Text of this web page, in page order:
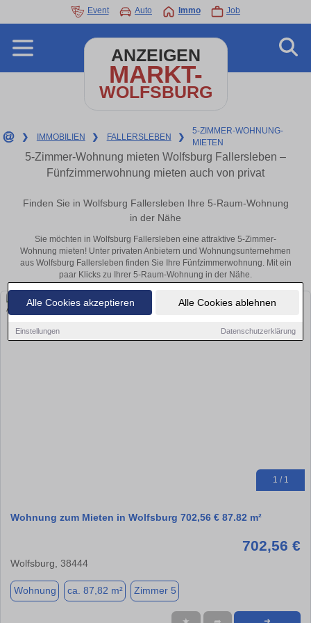
Alle Cookies akzeptieren Alle Cookies ablehnen
Einstellungen Datenschutzerklärung
Event Auto Immo Job
ANZEIGEN
MARKT-
WOLFSBURG
❯ IMMOBILIEN ❯ FALLERSLEBEN ❯
5-ZIMMER-WOHNUNG-
MIETEN
5-Zimmer-Wohnung mieten Wolfsburg Fallersleben –
Fünfzimmerwohnung mieten auch von privat
Finden Sie in Wolfsburg Fallersleben Ihre 5-Raum-Wohnung
in der Nähe
Sie möchten in Wolfsburg Fallersleben eine attraktive 5-Zimmer-
Wohnung mieten! Unter privaten Anbietern und Wohnungsunternehmen
aus Wolfsburg Fallersleben finden Sie Ihre Fünfzimmerwohnung. Mit ein
paar Klicks zu Ihrer 5-Raum-Wohnung in der Nähe.
1 / 1
Wohnung zum Mieten in Wolfsburg 702,56 € 87.82 m²
702,56 €
Wolfsburg, 38444
Wohnung ca. 87,82 m² Zimmer 5